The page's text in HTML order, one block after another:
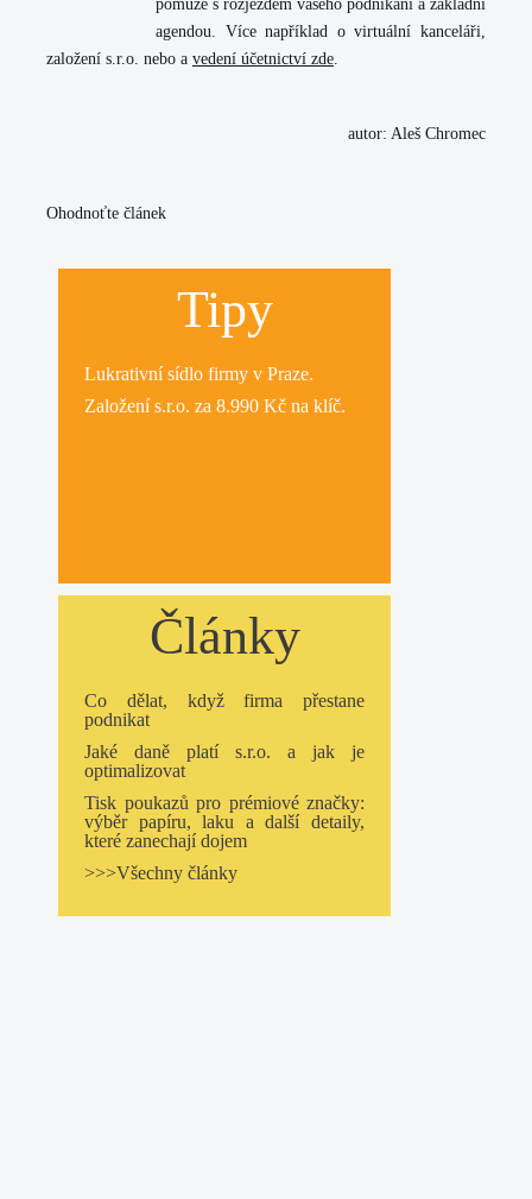
pomůže s rozjezdem vašeho podnikání a základní
agendou. Více například ovirtuální kanceláři,
založení s.r.o. nebo a vedení účetnictví zde.
autor: Aleš Chromec
Ohodnoťte článek
Tipy
Lukrativnísídlo firmy v Praze.
Založení s.r.o. za 8.990 Kč na klíč.
Články
Co dělat, když firma přestane
podnikat
Jaké daně platí s.r.o. a jak je
optimalizovat
Tisk poukazů pro prémiové značky:
výběr papíru, laku a další detaily,
které zanechají dojem
>>>Všechny články